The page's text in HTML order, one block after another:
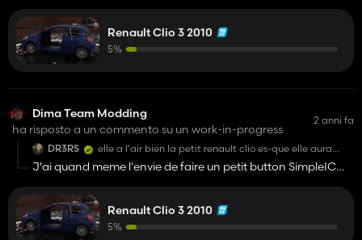
Renault Clio 3 2010
5%
Dima Team Modding
ha risposto a un commento su un work-in-progress
2 anni fa
DR3RS
elle a l'air bien la petit renault clio es-que elle aura
aussi de panne moteur 😂. non je rigole mais
sérieusement elle est très bien hâte de la voir 😉
J'ai quand meme l'envie de faire un petit button SimpleIC
controller 😁
Renault Clio 3 2010
5%